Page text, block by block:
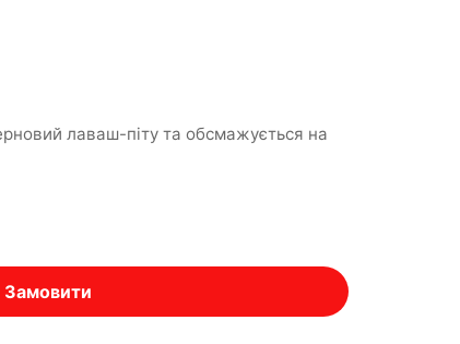
лаваш-піту та обсмажується на
Замовити